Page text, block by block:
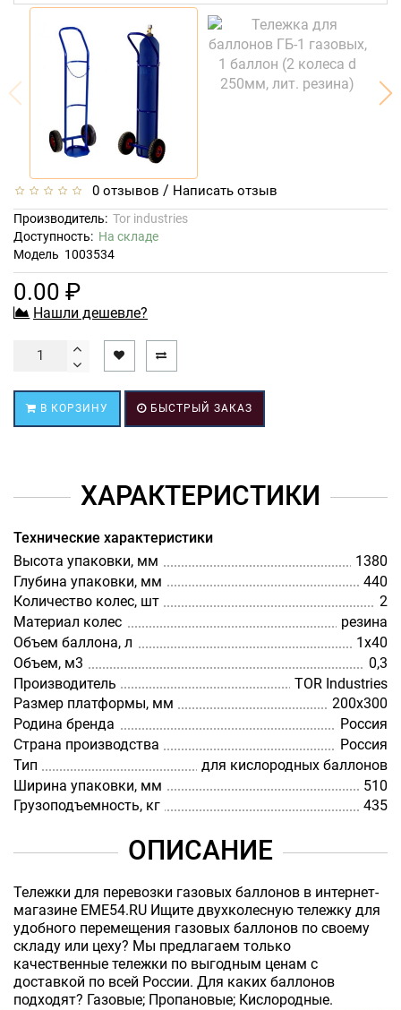
0 отзывов / Написать отзыв
Производитель: Tor industries
Доступность: На складе
Модель 1003534
0.00 ₽
Нашли дешевле?
В КОРЗИНУ БЫСТРЫЙ ЗАКАЗ
ХАРАКТЕРИСТИКИ
Технические характеристики
Высота упаковки, мм
1380
Глубина упаковки, мм
440
Количество колес, шт
2
Материал колес
резина
Объем баллона, л
1х40
Объем, м3
0,3
Производитель
TOR Industries
Размер платформы, мм
200х300
Родина бренда
Россия
Страна производства
Россия
Тип
для кислородных баллонов
Ширина упаковки, мм
510
Грузоподъемность, кг
435
ОПИСАНИЕ
Тележки для перевозки газовых баллонов в интернет-
магазине EME54.RU Ищите двухколесную тележку для
удобного перемещения газовых баллонов по своему
складу или цеху? Мы предлагаем только
качественные тележки по выгодным ценам с
доставкой по всей России. Для каких баллонов
подходят? Газовые; Пропановые; Кислородные.